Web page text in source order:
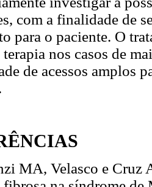
com a finalidade de
para o paciente. O
nos casos de
de acessos amplos
MA, Velasco e